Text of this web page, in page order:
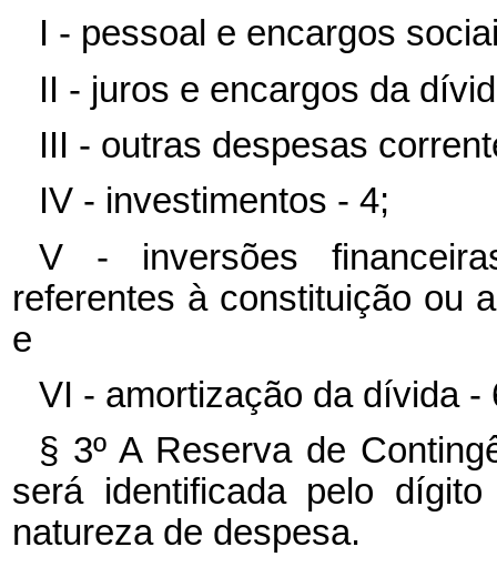
I - pessoal e encargos
II - juros e encargos da
III - outras despesas
IV - investimentos - 4;
V - inversões
referentes à constituição ou
e
VI - amortização da dívida -
§ 3º A Reserva de
será identificada pelo
natureza de despesa.